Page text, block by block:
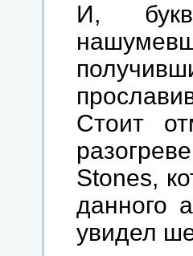
И,
Стоит
Stones,
данного
увидел